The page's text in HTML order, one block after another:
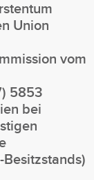
Union
vom
5853
bei